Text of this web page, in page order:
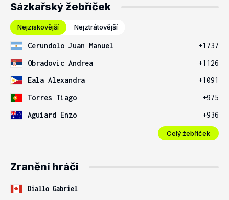
Sázkařský žebříček
Nejziskovější Nejztrátovější
Cerundolo Juan Manuel
+1737
Obradovic Andrea
+1126
Eala Alexandra
+1091
Torres Tiago
+975
Aguiard Enzo
+936
Celý žebříček
Zranění hráči
Diallo Gabriel